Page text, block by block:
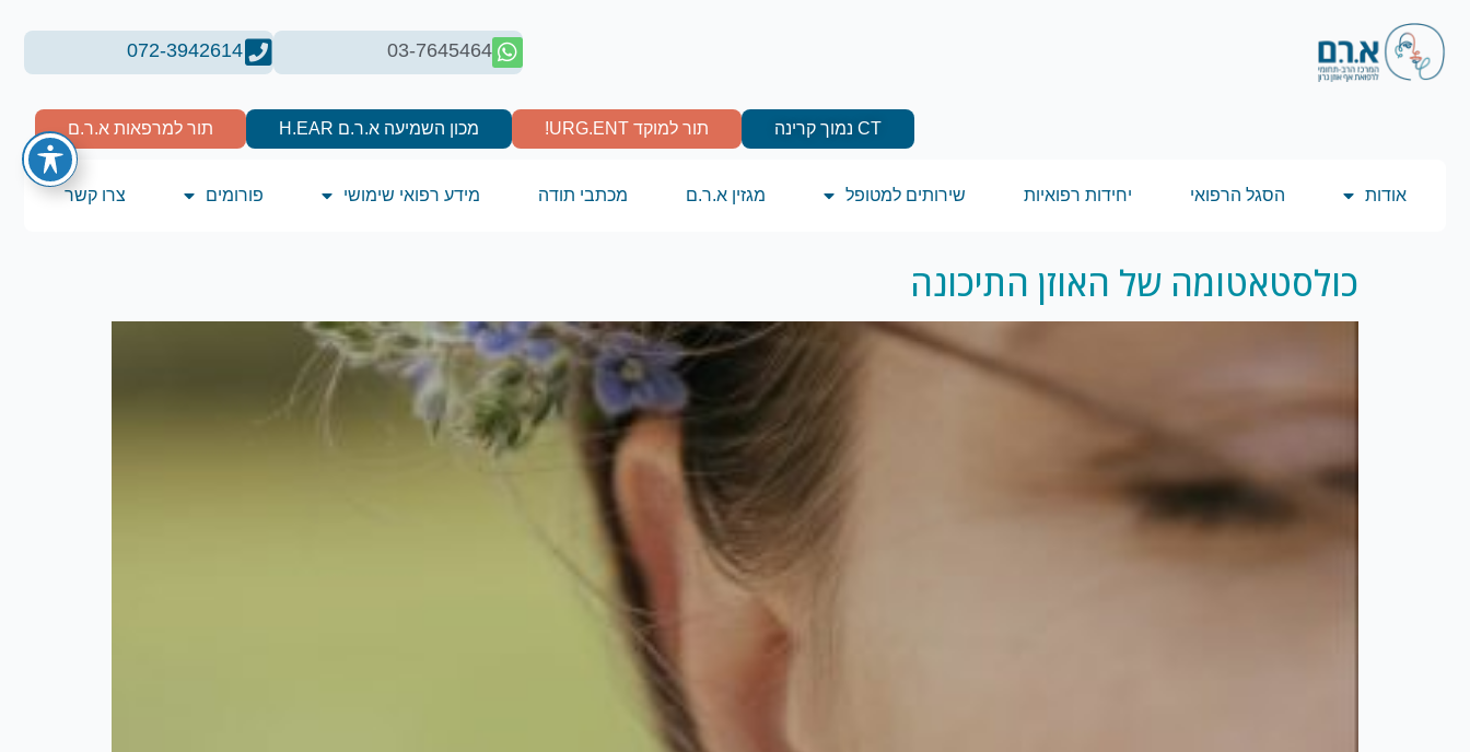
03-7645464
072-3942614
תור למרפאות א.ר.ם מכון השמיעה א.ר.ם H.EAR תור למוקד URG.ENT! CT נמוך קרינה
אודות הסגל הרפואי יחידות רפואיות שירותים למטופל מגזין א.ר.ם מכתבי תודה מידע רפואי שימושי פורומים צרו קשר
כולסטאטומה של האוזן התיכונה